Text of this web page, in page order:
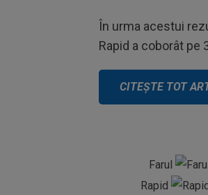
În urma acestui
Rapid a coborât pe
Farul
Rapid